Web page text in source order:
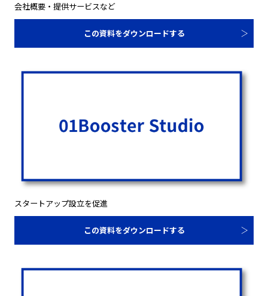
会社概要・提供サービスなど
この資料をダウンロードする
スタートアップ設立を促進
この資料をダウンロードする